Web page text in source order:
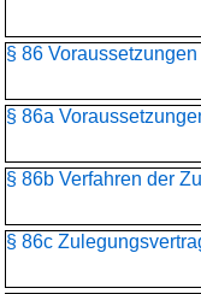
§ 86
§ 86a
§ 86b Verfahren der
§ 86c